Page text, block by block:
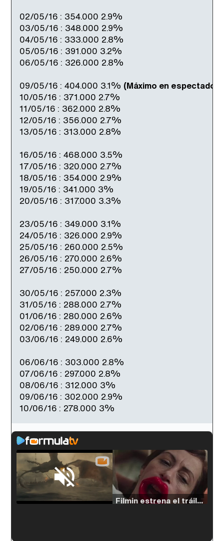
02/05/16 : 354.000 2.9%
03/05/16 : 348.000 2.9%
04/05/16 : 333.000 2.8%
05/05/16 : 391.000 3.2%
06/05/16 : 326.000 2.8%
09/05/16 : 404.000 3.1% (Máximo en
10/05/16 : 371.000 2.7%
11/05/16 : 362.000 2.8%
12/05/16 : 356.000 2.7%
13/05/16 : 313.000 2.8%
16/05/16 : 468.000 3.5%
17/05/16 : 320.000 2.7%
18/05/16 : 354.000 2.9%
19/05/16 : 341.000 3%
20/05/16 : 317.000 3.3%
23/05/16 : 349.000 3.1%
24/05/16 : 326.000 2.9%
25/05/16 : 260.000 2.5%
26/05/16 : 270.000 2.6%
27/05/16 : 250.000 2.7%
30/05/16 : 257.000 2.3%
31/05/16 : 288.000 2.7%
01/06/16 : 280.000 2.6%
02/06/16 : 289.000 2.7%
03/06/16 : 249.000 2.6%
06/06/16 : 303.000 2.8%
07/06/16 : 297.000 2.8%
08/06/16 : 312.000 3%
09/06/16 : 302.000 2.9%
10/06/16 : 278.000 3%
Loaded
Filmin estrena el tráiler de 'Millennial Mal', su nueva comedia universitaria de la mano de Lorena Iglesias